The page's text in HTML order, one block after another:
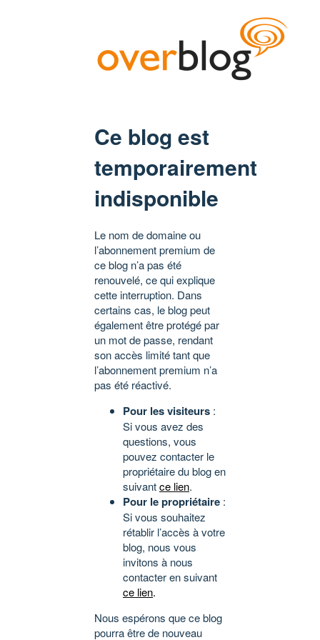
Ce blog est
temporairement
indisponible
Le nom de domaine ou
l’abonnement premium de
ce blog n’a pas été
renouvelé, ce qui explique
cette interruption. Dans
certains cas, le blog peut
également être protégé par
un mot de passe, rendant
son accès limité tant que
l’abonnement premium n’a
pas été réactivé.
Pour les visiteurs :
Si vous avez des
questions, vous
pouvez contacter le
propriétaire du blog en
suivantce lien.
Pour le propriétaire :
Si vous souhaitez
rétablir l’accès à votre
blog, nous vous
invitons à nous
contacter en suivant
ce lien.
Nous espérons que ce blog
pourra être de nouveau